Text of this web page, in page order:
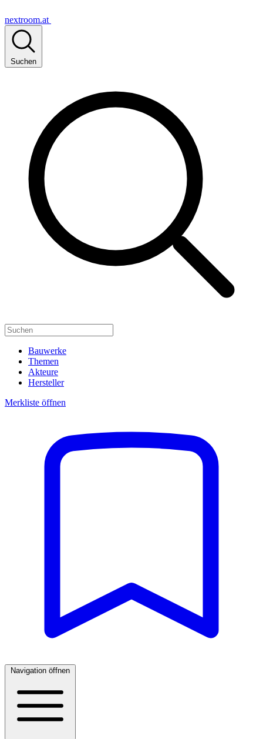
nextroom.at
Suchen
Bauwerke
Themen
Akteure
Hersteller
Merkliste öffnen
Navigation öffnen